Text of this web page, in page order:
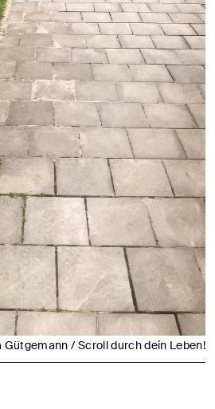
Gütgemann / Scroll durch dein Leben!